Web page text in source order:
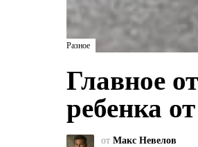
Разное
Главное
ребенка
от Макс Невелов